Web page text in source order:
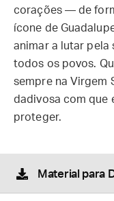
corações — de
ícone de
animar a lutar pela
todos os povos.
sempre na Virgem
dadivosa com que
proteger.
Material para